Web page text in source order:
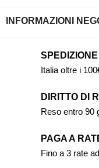
INFORMAZIONI
Italia oltre i
DIRITTO DI
Reso entro 90
PAGA A
Fino a 3 rate